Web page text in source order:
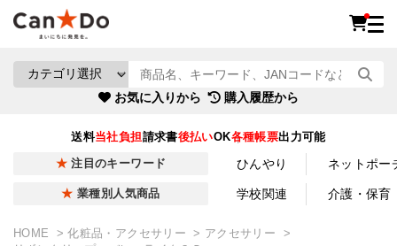
お気に入りから 購入履歴から
送料当社負担請求書後払いOK各種帳票出力可能
注目のキーワード ひんやり ネットポー
業種別人気商品 学校関連 介護・保育
HOME 化粧品・アクセサリー
アクセサリー